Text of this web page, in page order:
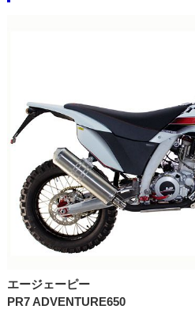
エージェーピー
PR7 ADVENTURE650